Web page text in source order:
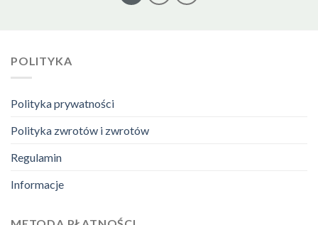
POLITYKA
Polityka prywatności
Polityka zwrotów i zwrotów
Regulamin
Informacje